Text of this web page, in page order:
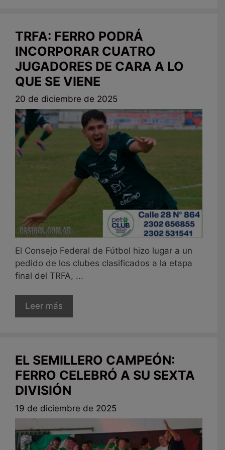
TRFA: FERRO PODRÁ
INCORPORAR CUATRO
JUGADORES DE CARA A LO
QUE SE VIENE
20 de diciembre de 2025
El Consejo Federal de Fútbol hizo lugar a un
pedido de los clubes clasificados a la etapa
final del TRFA, ...
Leer más
EL SEMILLERO CAMPEÓN:
FERRO CELEBRÓ A SU SEXTA
DIVISIÓN
19 de diciembre de 2025